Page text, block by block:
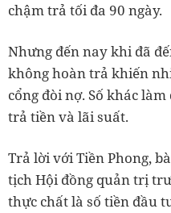
chậm trả tối đa 90 ngày.
Nhưng đến nay khi đã
không hoàn trả khiến
cổng đòi nợ. Số khác
trả tiền và lãi suất.
Trả lời với Tiền Phong,
tịch Hội đồng quản trị
thực chất là số tiền đầu